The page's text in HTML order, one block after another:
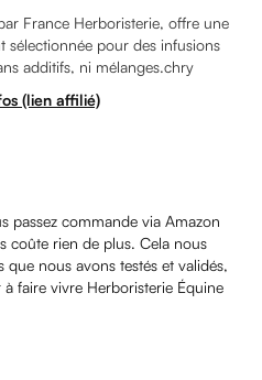
France Herboristerie, offre une
sélectionnée pour des infusions
additifs, ni mélanges.chry
(lien affilié)
passez commande via Amazon
coûte rien de plus. Cela nous
nous avons testés et validés,
faire vivre Herboristerie Équine